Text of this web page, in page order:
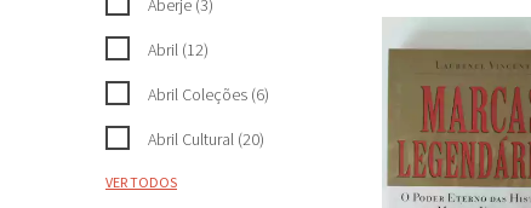
Aberje (3)
Abril (12)
Abril Coleções (6)
Abril Cultural (20)
VER TODOS